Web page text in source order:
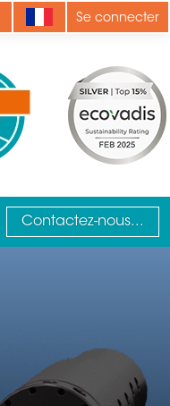
Se connecter
Contactez-nous...